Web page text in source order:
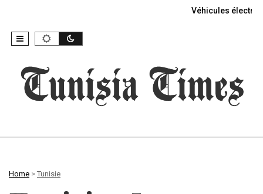
Véhicules
Home > Tunisie